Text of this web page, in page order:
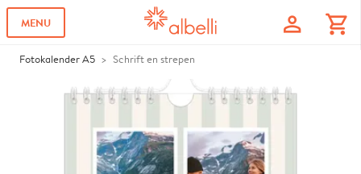
MENU profile shopping_cart
Fotokalender A5 Schrift en strepen